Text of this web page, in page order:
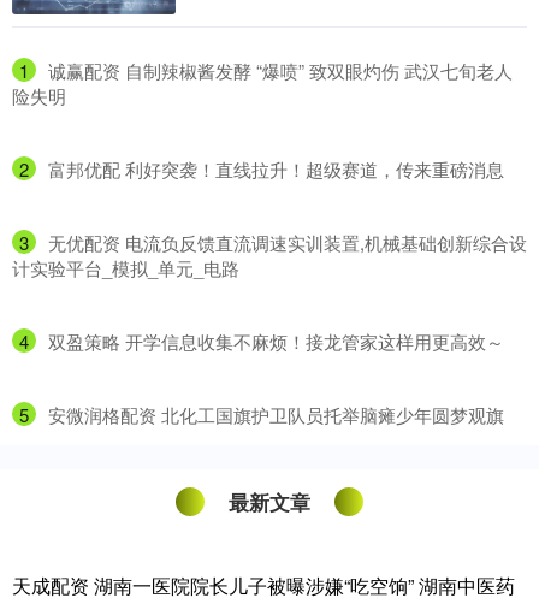
1
​诚赢配资 自制辣椒酱发酵 “爆喷” 致双眼灼伤 武汉七旬老人
险失明
2 ​富邦优配 利好突袭！直线拉升！超级赛道，传来重磅消息
3
​无优配资 电流负反馈直流调速实训装置,机械基础创新综合设
计实验平台_模拟_单元_电路
4 ​双盈策略 开学信息收集不麻烦！接龙管家这样用更高效～
5 ​安微润格配资 北化工国旗护卫队员托举脑瘫少年圆梦观旗
最新文章
天成配资 湖南一医院院长儿子被曝涉嫌“吃空饷” 湖南中医药